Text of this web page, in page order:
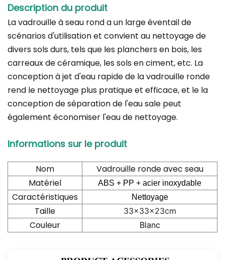
Description du produit
La vadrouille à seau rond a un large éventail de
scénarios d'utilisation et convient au nettoyage de
divers sols durs, tels que les planchers en bois, les
carreaux de céramique, les sols en ciment, etc. La
conception à jet d'eau rapide de la vadrouille ronde
rend le nettoyage plus pratique et efficace, et le la
conception de séparation de l'eau sale peut
également économiser l'eau de nettoyage.
Informations sur le produit
Nom
Vadrouille ronde avec seau
Matériel
ABS + PP + acier inoxydable
Caractéristiques Nettoyage
Taille 33x33x23cm
Couleur Blanc